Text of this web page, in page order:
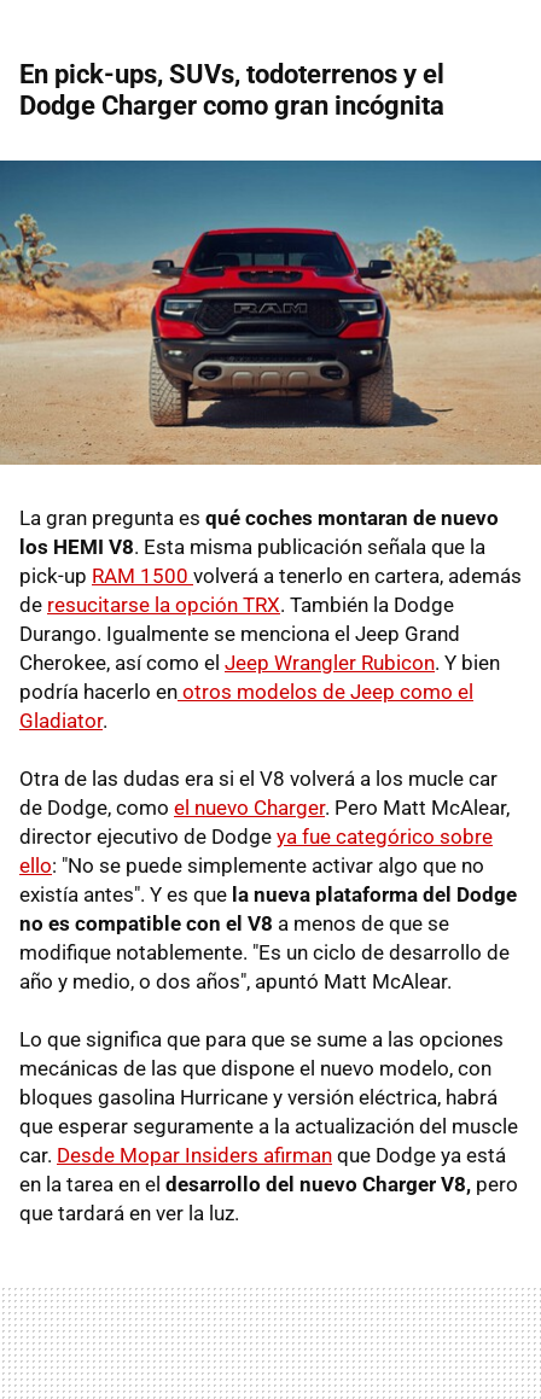
En pick-ups, SUVs, todoterrenos y el
Dodge Charger como gran incógnita
La gran pregunta es qué coches montaran de nuevo
los HEMI V8. Esta misma publicación señala que la
pick-up RAM 1500 volverá a tenerlo en cartera, además
de resucitarse la opción TRX. También la Dodge
Durango. Igualmente se menciona el Jeep Grand
Cherokee, así como el Jeep Wrangler Rubicon. Y bien
podría hacerlo en otros modelos de Jeep como el
Gladiator.
Otra de las dudas era si el V8 volverá a los mucle car
de Dodge, como el nuevo Charger. Pero Matt McAlear,
director ejecutivo de Dodge ya fue categórico sobre
ello: "No se puede simplemente activar algo que no
existía antes". Y es que la nueva plataforma del Dodge
no es compatible con el V8 a menos de que se
modifique notablemente. "Es un ciclo de desarrollo de
año y medio, o dos años", apuntó Matt McAlear.
Lo que significa que para que se sume a las opciones
mecánicas de las que dispone el nuevo modelo, con
bloques gasolina Hurricane y versión eléctrica, habrá
que esperar seguramente a la actualización del muscle
car. Desde Mopar Insiders afirman que Dodge ya está
en la tarea en el desarrollo del nuevo Charger V8, pero
que tardará en ver la luz.